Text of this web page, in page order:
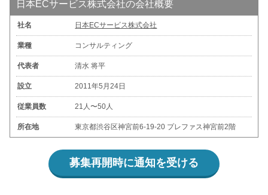
日本ECサービス株式会社の会社概要
社名 日本ECサービス株式会社
業種 コンサルティング
代表者 清水 将平
設立 2011年5月24日
従業員数 21人〜50人
所在地 東京都渋谷区神宮前6-19-20 プレファス神宮前2階
募集再開時に通知を受ける